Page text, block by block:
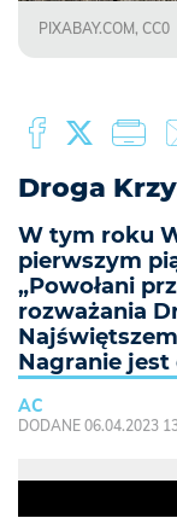
PIXABAY.COM, CC0
Droga
W tym roku
pierwszym
„Powołani
rozważania
Nagranie jest
AC
DODANE 06.04.2023